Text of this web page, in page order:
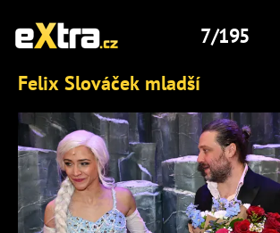
7/195
Felix Slováček mladší